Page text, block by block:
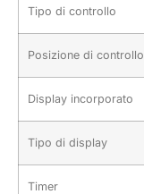
Tipo di controllo
Posizione di controllo
Display incorporato
Tipo di display
Timer